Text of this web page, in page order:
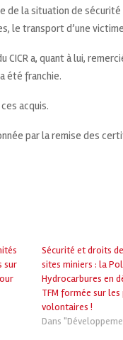
de la situation de
le transport d’une
CICR a, quant à lui,
été franchie.
acquis.
par la remise des
sur
Sécurité et droits
sites miniers : la
Hydrocarbures en
TFM formée sur les
volontaires !
Dans